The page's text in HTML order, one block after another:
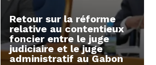
Retour sur la réforme
relative au contentieux
foncier entre le juge
judiciaire et le juge
administratif au Gabon